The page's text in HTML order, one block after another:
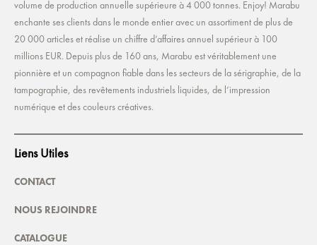
volume de production annuelle supérieure à 4 000 tonnes. Enjoy! Marabu
enchante ses clients dans le monde entier avec un assortiment de plus de
20 000 articles et réalise un chiffre d’affaires annuel supérieur à 100
millions EUR. Depuis plus de 160 ans, Marabu est véritablement une
pionnière et un compagnon fiable dans les secteurs de la sérigraphie, de la
tampographie, des revêtements industriels liquides, de l’impression
numérique et des couleurs créatives.
Liens Utiles
CONTACT
NOUS REJOINDRE
CATALOGUE